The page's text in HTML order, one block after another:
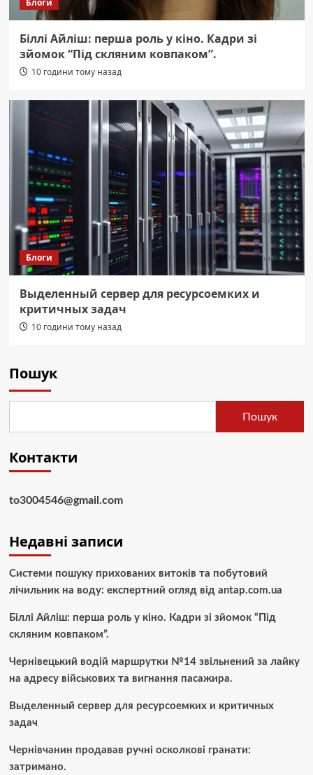
Блоги
Біллі Айліш: перша роль у кіно. Кадри зі
зйомок “Під скляним ковпаком”.
10 години тому назад
Блоги
Выделенный сервер для ресурсоемких и
критичных задач
10 години тому назад
Пошук
Пошук
Контакти
to3004546@gmail.com
Недавні записи
Системи пошуку прихованих витоків та побутовий
лічильник на воду: експертний огляд від antap.com.ua
Біллі Айліш: перша роль у кіно. Кадри зі зйомок “Під
скляним ковпаком”.
Чернівецький водій маршрутки №14 звільнений за лайку
на адресу військових та вигнання пасажира.
Выделенный сервер для ресурсоемких и критичных
задач
Чернівчанин продавав ручні осколкові гранати:
затримано.